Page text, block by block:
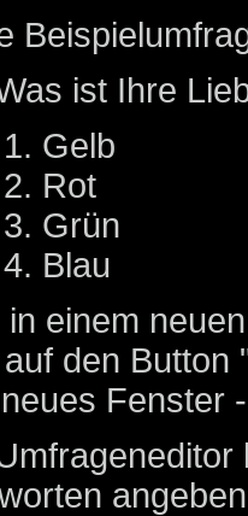
ist Ihre
Gelb
Rot
Grün
Blau
in einem
den Button
Fenster